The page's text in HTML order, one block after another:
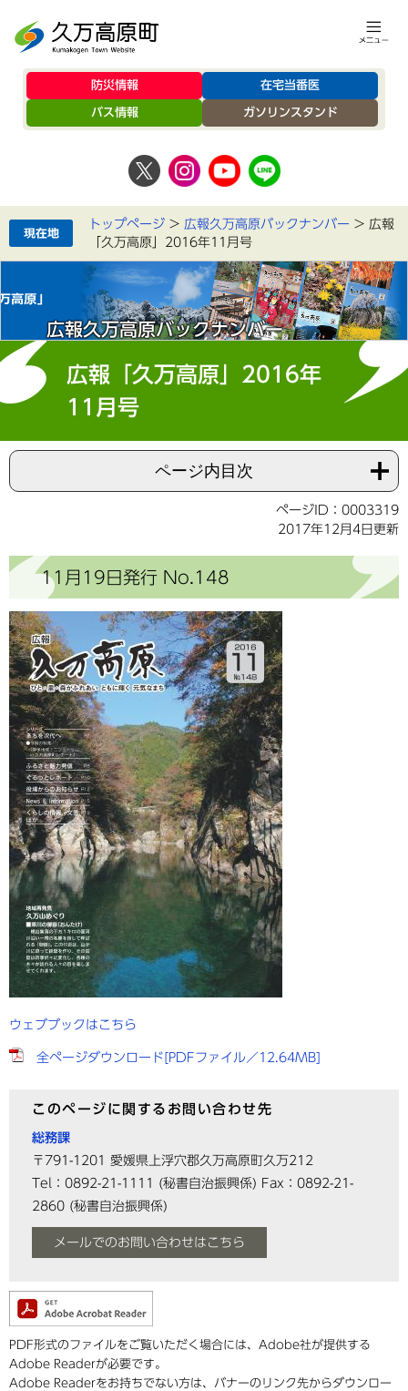
防災情報 在宅当番医
バス情報 ガソリンスタンド
トップページ > 広報久万高原バックナンバー > 広報
「久万高原」2016年11月号
広報久万高原バックナンバー
広報「久万高原」2016年
11月号
ページ内目次
ページID：0003319
2017年12月4日更新
11月19日発行 No.148
ウェブブックはこちら
全ページダウンロード[PDFファイル／12.64MB]
このページに関するお問い合わせ先
総務課
〒791-1201
愛媛県上浮穴郡久万高原町久万212
Tel：0892-21-1111
(秘書自治振興係) Fax：0892-21-
2860 (秘書自治振興係)
メールでのお問い合わせはこちら
PDF形式のファイルをご覧いただく場合には、Adobe社が提供する
Adobe Readerが必要です。
Adobe Readerをお持ちでない方は、バナーのリンク先からダウンロー